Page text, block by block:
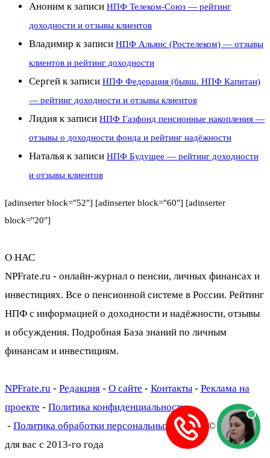
Аноним к записи НПФ Телеком-Союз — рейтинг
доходности и отзывы клиентов
Владимир к записи НПФ Альянс (Ростелеком) — отзывы
клиентов и рейтинг доходности
Сергей к записи НПФ Федерация (бывш. НПФ Капитан)
— рейтинг доходности и отзывы клиентов
Лидия к записи НПФ Газфонд пенсионные накопления —
отзывы о доходности фонда и рейтинг надёжности
Наталья к записи НПФ Будущее — рейтинг доходности
и отзывы клиентов
[adinserter block="52"] [adinserter block="60"] [adinserter
block="20"]
О НАС
NPFrate.ru - онлайн-журнал о пенсии, личных финансах и
инвестициях. Все о пенсионной системе в России. Рейтинг
НПФ с информацией о доходности и надёжности, отзывы
и обсуждения. Подробная База знаний по личным
финансам и инвестициям.
NPFrate.ru - Редакция - О сайте - Контакты - Реклама на
проекте - Политика конфиденциальности
- Политика обработки персональных данных
© Работаем
для вас с 2013-го года